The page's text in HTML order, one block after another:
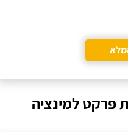
פרקט למינציה